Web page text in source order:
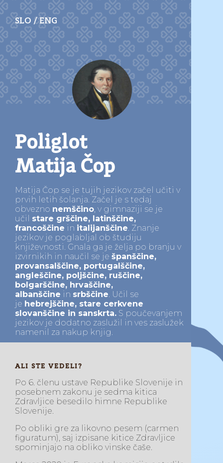
SLO /ENG
Poliglot
Matija Čop
Matija Čop se je tujih jezikov začel učiti v
prvih letih šolanja. Začel je s tedaj
obvezno nemščino, v gimnaziji se je
učil stare grščine, latinščine,
francoščine in italijanščine. Znanje
jezikov je poglabljal ob študiju
književnosti. Gnala ga je želja po branju v
izvirnikih in naučil se je španščine,
provansalščine, portugalščine,
angleščine, poljščine, ruščine,
bolgarščine, hrvaščine,
albanščine in srbščine. Učil se
je hebrejščine, stare cerkvene
slovanščine in sanskrta. S poučevanjem
jezikov je dodatno zaslužil in ves zaslužek
namenil za nakup knjig.
ALI STE VEDELI?
Po 6. členu ustave Republike Slovenije in
posebnem zakonu je sedma kitica
Zdravljice besedilo himne Republike
Slovenije.
Po obliki gre za likovno pesem (carmen
figuratum), saj izpisane kitice Zdravljice
spominjajo na obliko vinske čaše.